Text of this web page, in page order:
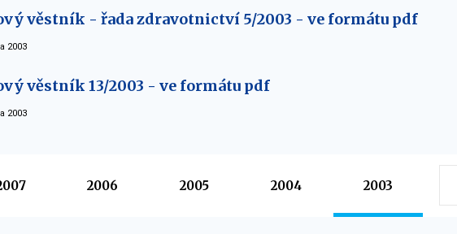
věstník - řada zdravotnictví 5/2003 - ve formátu pdf
2003
věstník 13/2003 - ve formátu pdf
2003
2006 2005 2004 2003